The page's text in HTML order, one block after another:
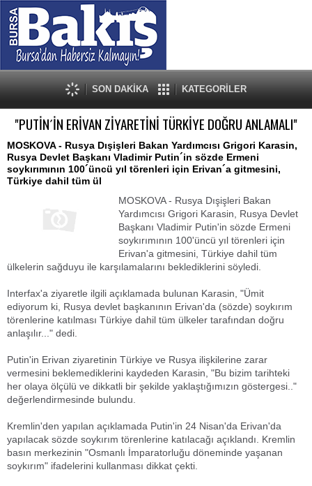
SON DAKİKA KATEGORİLER
"PUTİN´İN ERİVAN ZİYARETİNİ TÜRKİYE DOĞRU ANLAMALI"
MOSKOVA - Rusya Dışişleri Bakan Yardımcısı Grigori Karasin,
Rusya Devlet Başkanı Vladimir Putin´in sözde Ermeni
soykırımının 100´üncü yıl törenleri için Erivan´a gitmesini,
Türkiye dahil tüm ül
MOSKOVA - Rusya Dışişleri Bakan
Yardımcısı Grigori Karasin, Rusya Devlet
Başkanı Vladimir Putin'in sözde Ermeni
soykırımının 100'üncü yıl törenleri için
Erivan'a gitmesini, Türkiye dahil tüm
ülkelerin sağduyu ile karşılamalarını beklediklerini söyledi.
Interfax'a ziyaretle ilgili açıklamada bulunan Karasin, "Ümit
ediyorum ki, Rusya devlet başkanının Erivan'da (sözde) soykırım
törenlerine katılması Türkiye dahil tüm ülkeler tarafından doğru
anlaşılır..." dedi.
Putin'in Erivan ziyaretinin Türkiye ve Rusya ilişkilerine zarar
vermesini beklemediklerini kaydeden Karasin, "Bu bizim tarihteki
her olaya ölçülü ve dikkatli bir şekilde yaklaştığımızın göstergesi.."
değerlendirmesinde bulundu.
Kremlin'den yapılan açıklamada Putin'in 24 Nisan'da Erivan'da
yapılacak sözde soykırım törenlerine katılacağı açıklandı. Kremlin
basın merkezinin "Osmanlı İmparatorluğu döneminde yaşanan
soykırım" ifadelerini kullanması dikkat çekti.